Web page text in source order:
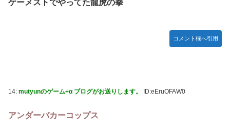
ゲーメストでやってた龍虎の拳
コメント欄へ引用
14: mutyunのゲーム+α ブログがお送りします。 ID:eEruOFAW0
アンダーバカーコップス